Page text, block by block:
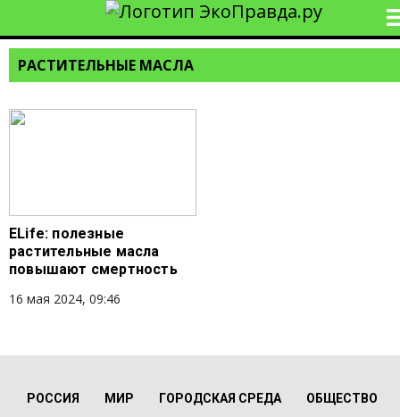
РАСТИТЕЛЬНЫЕ МАСЛА
ELife: полезные
растительные масла
повышают смертность
16 мая 2024, 09:46
РОССИЯ МИР ГОРОДСКАЯ СРЕДА ОБЩЕСТВО